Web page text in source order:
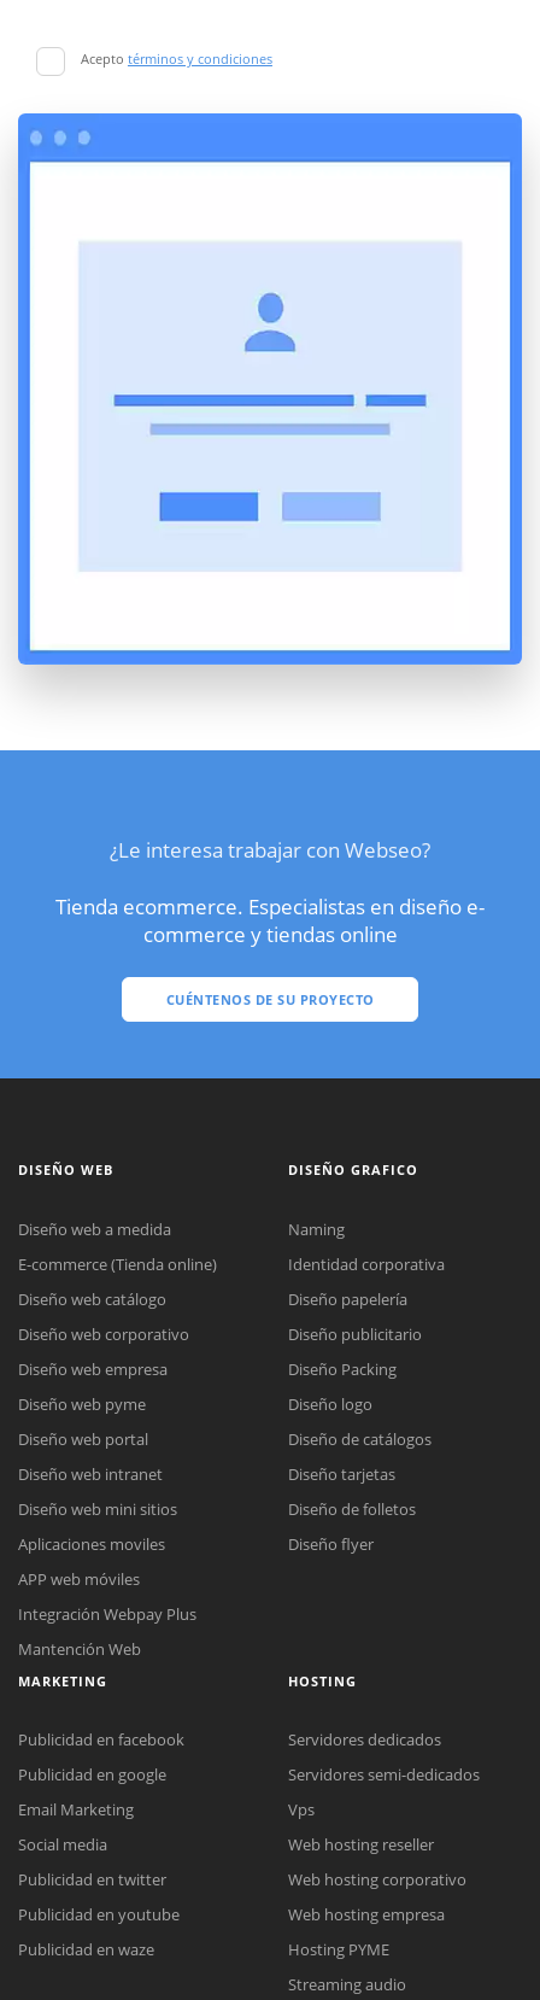
Acepto términos y condiciones
¿Le interesa trabajar con Webseo?
Tienda ecommerce. Especialistas en diseño e-
commerce y tiendas online
CUÉNTENOS DE SU PROYECTO
Reunión online
Meet para la reunión online.
Cotización
Chat Online
Todos nuestros ejecutivos están fuera de línea. Complete el formulario
DISEÑO WEB
Diseño web a medida
E-commerce (Tienda online)
Diseño web catálogo
Diseño web corporativo
Diseño web empresa
Diseño web pyme
Diseño web portal
Diseño web intranet
Diseño web mini sitios
Aplicaciones moviles
APP web móviles
Integración Webpay Plus
Mantención Web
DISEÑO GRAFICO
Naming
Identidad corporativa
Diseño papelería
Diseño publicitario
Diseño Packing
Diseño logo
Diseño de catálogos
Diseño tarjetas
Diseño de folletos
Diseño flyer
MARKETING
Publicidad en facebook
Publicidad en google
Email Marketing
Social media
Publicidad en twitter
Publicidad en youtube
Publicidad en waze
HOSTING
Servidores dedicados
Servidores semi-dedicados
Vps
Web hosting reseller
Web hosting corporativo
Web hosting empresa
Hosting PYME
Streaming audio